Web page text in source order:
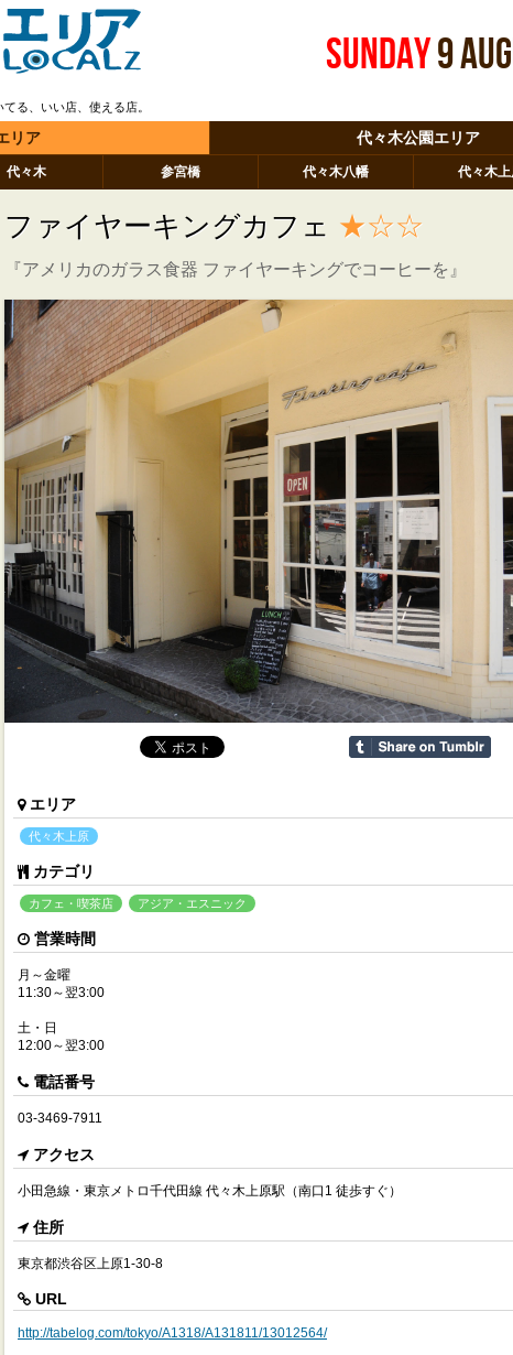
る、いい店、使える店。
Sunday9
リア 代々木公園エリア
代々木 参宮橋 代々木八幡 代々木上
ファイヤーキングカフェ ★☆☆
『アメリカのガラス食器 ファイヤーキングでコーヒーを』
エリア
代々木上原
カテゴリ
カフェ・喫茶店 アジア・エスニック
営業時間
月～金曜
11:30～翌3:00
土・日
12:00～翌3:00
電話番号
03-3469-7911
アクセス
小田急線・東京メトロ千代田線 代々木上原駅（南口1 徒歩すぐ）
住所
東京都渋谷区上原1-30-8
URL
http://tabelog.com/tokyo/A1318/A131811/13012564/